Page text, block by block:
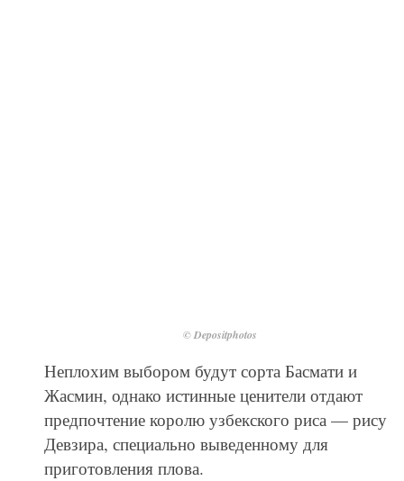
© Depositphotos
Неплохим выбором будут сорта Басмати и
Жасмин, однако истинные ценители отдают
предпочтение королю узбекского риса — рису
Девзира, специально выведенному для
приготовления плова.